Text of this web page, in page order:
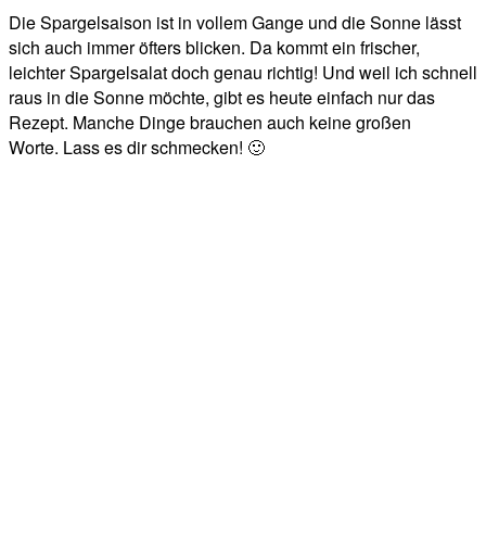
Die Spargelsaison ist in vollem Gange und die Sonne lässt
sich auch immer öfters blicken. Da kommt ein frischer,
leichter Spargelsalat doch genau richtig! Und weil ich schnell
raus in die Sonne möchte, gibt es heute einfach nur das
Rezept. Manche Dinge brauchen auch keine großen
Worte. Lass es dir schmecken! 🙂